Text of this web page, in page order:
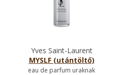
Yves Saint-Laurent
MYSLF (utántöltő)
eau de parfum uraknak